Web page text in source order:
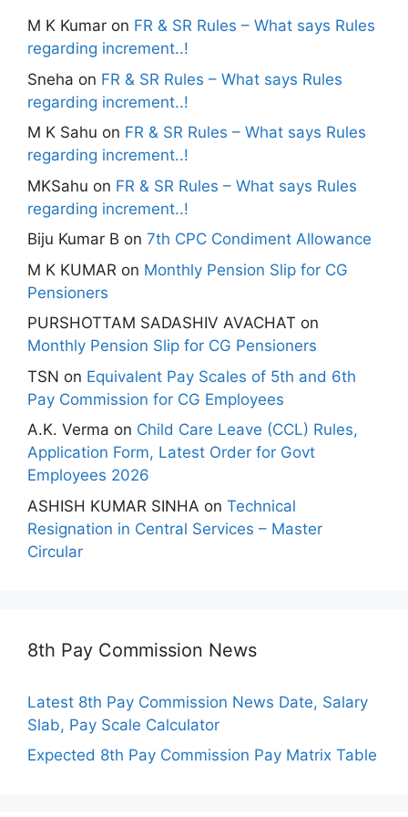
M K Kumar on FR & SR Rules – What says Rules
regarding increment..!
Sneha on FR & SR Rules – What says Rules
regarding increment..!
M K Sahu on FR & SR Rules – What says Rules
regarding increment..!
MKSahu on FR & SR Rules – What says Rules
regarding increment..!
Biju Kumar B on 7th CPC Condiment Allowance
M K KUMAR on Monthly Pension Slip for CG
Pensioners
PURSHOTTAM SADASHIV AVACHAT on
Monthly Pension Slip for CG Pensioners
TSN on Equivalent Pay Scales of 5th and 6th
Pay Commission for CG Employees
A.K. Verma on Child Care Leave (CCL) Rules,
Application Form, Latest Order for Govt
Employees 2026
ASHISH KUMAR SINHA on Technical
Resignation in Central Services – Master
Circular
8th Pay Commission News
Latest 8th Pay Commission News Date, Salary
Slab, Pay Scale Calculator
Expected 8th Pay Commission Pay Matrix Table